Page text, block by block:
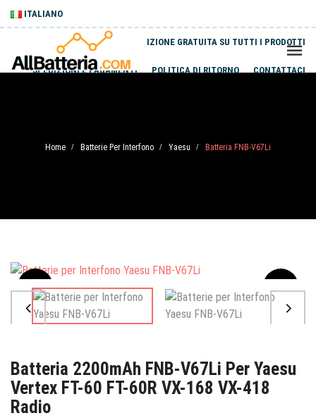
ITALIANO
SPEDIZIONE GRATUITA SU TUTTI I PRODOTTI
SPEDIZIONI E PAGAMENTI POLITICA DI RITORNO CONTATTACI
Home / Batterie Per Interfono / Yaesu / Batteria FNB-V67Li
Sale
Batteria 2200mAh FNB-V67Li Per Yaesu
Vertex FT-60 FT-60R VX-168 VX-418
Radio